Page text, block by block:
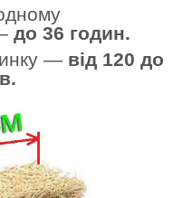
до 36 годин.
— від 120 до